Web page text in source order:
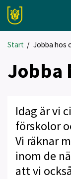
Start / Jobba hos
Jobba
Idag är vi
förskolor
Vi räknar
inom de
att vi